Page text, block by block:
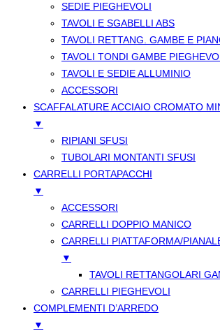
SEDIE PIEGHEVOLI
TAVOLI E SGABELLI ABS
TAVOLI RETTANG. GAMBE E
TAVOLI TONDI GAMBE
TAVOLI E SEDIE ALLUMINIO
ACCESSORI
SCAFFALATURE ACCIAIO CROMATO
▼
RIPIANI SFUSI
TUBOLARI MONTANTI SFUSI
CARRELLI PORTAPACCHI
▼
ACCESSORI
CARRELLI DOPPIO MANICO
CARRELLI PIATTAFORMA/
▼
TAVOLI RETTANGOLARI
CARRELLI PIEGHEVOLI
COMPLEMENTI D’ARREDO
▼